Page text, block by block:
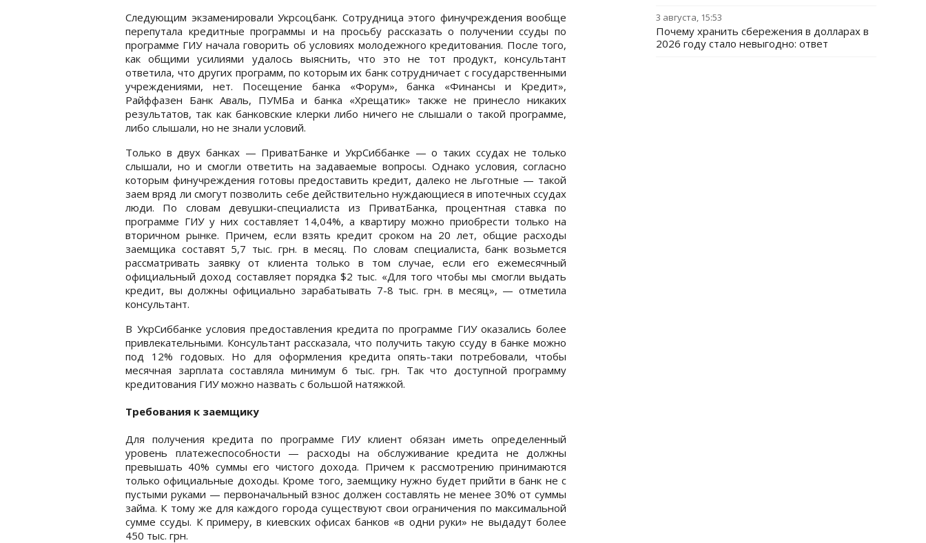
Следующим экзаменировали Укрсоцбанк. Сотрудница этого финучреждения вообще
перепутала кредитные программы и на просьбу рассказать о получении ссуды по
программе ГИУ начала говорить об условиях молодежного кредитования. После того,
как общими усилиями удалось выяснить, что это не тот продукт, консультант
ответила, что других программ, по которым их банк сотрудничает с государственными
учреждениями, нет. Посещение банка «Форум», банка «Финансы и Кредит»,
Райффазен Банк Аваль, ПУМБа и банка «Хрещатик» также не принесло никаких
результатов, так как банковские клерки либо ничего не слышали о такой программе,
либо слышали, но не знали условий.
Только в двух банках — ПриватБанке и УкрСиббанке — о таких ссудах не только
слышали, но и смогли ответить на задаваемые вопросы. Однако условия, согласно
которым финучреждения готовы предоставить кредит, далеко не льготные — такой
заем вряд ли смогут позволить себе действительно нуждающиеся в ипотечных ссудах
люди. По словам девушки-специалиста из ПриватБанка, процентная ставка по
программе ГИУ у них составляет 14,04%, а квартиру можно приобрести только на
вторичном рынке. Причем, если взять кредит сроком на 20 лет, общие расходы
заемщика составят 5,7 тыс. грн. в месяц. По словам специалиста, банк возьмется
рассматривать заявку от клиента только в том случае, если его ежемесячный
официальный доход составляет порядка $2 тыс. «Для того чтобы мы смогли выдать
кредит, вы должны официально зарабатывать 7-8 тыс. грн. в месяц», — отметила
консультант.
В УкрСиббанке условия предоставления кредита по программе ГИУ оказались более
привлекательными. Консультант рассказала, что получить такую ссуду в банке можно
под 12% годовых. Но для оформления кредита опять-таки потребовали, чтобы
месячная зарплата составляла минимум 6 тыс. грн. Так что доступной программу
кредитования ГИУ можно назвать с большой натяжкой.
Требования к заемщику
Для получения кредита по программе ГИУ клиент обязан иметь определенный
уровень платежеспособности — расходы на обслуживание кредита не должны
превышать 40% суммы его чистого дохода. Причем к рассмотрению принимаются
только официальные доходы. Кроме того, заемщику нужно будет прийти в банк не с
пустыми руками — первоначальный взнос должен составлять не менее 30% от суммы
займа. К тому же для каждого города существуют свои ограничения по максимальной
сумме ссуды. К примеру, в киевских офисах банков «в одни руки» не выдадут более
450 тыс. грн.
3 августа, 15:53
Почему хранить сбережения в долларах в
2026 году стало невыгодно: ответ